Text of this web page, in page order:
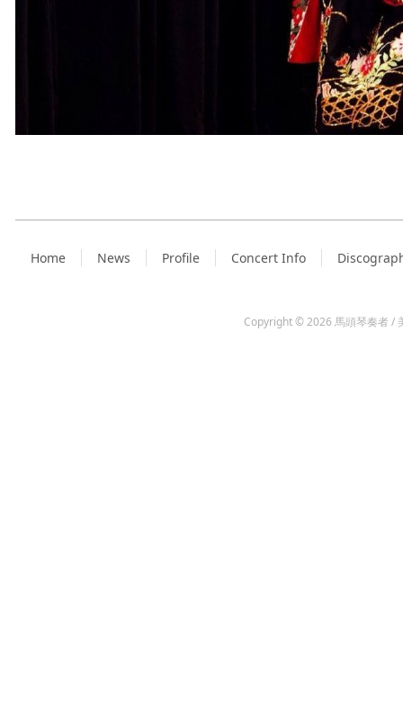
Home News Profile Concert Info
Copyright © 2026 馬頭琴奏者 /